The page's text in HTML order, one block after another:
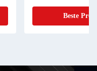
Stahlspule für
Beste